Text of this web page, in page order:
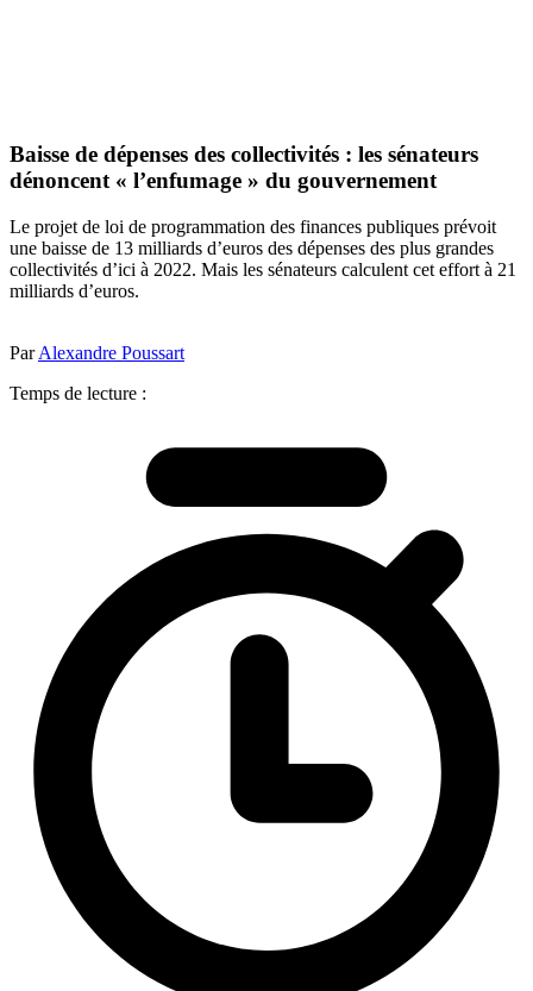
Baisse de dépenses des collectivités : les sénateurs
dénoncent « l’enfumage » du gouvernement
Le projet de loi de programmation des finances publiques prévoit
une baisse de 13 milliards d’euros des dépenses des plus grandes
collectivités d’ici à 2022. Mais les sénateurs calculent cet effort à 21
milliards d’euros.
ParAlexandre Poussart
Temps de lecture :